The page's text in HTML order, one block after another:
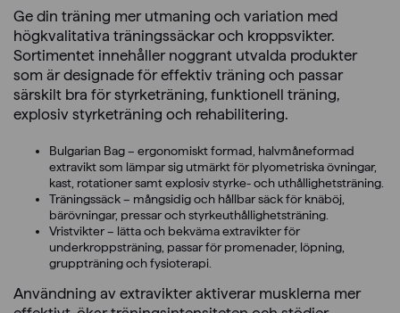
Ge din träning mer utmaning och variation med
högkvalitativa träningssäckar och kroppsvikter.
Sortimentet innehåller noggrant utvalda produkter
som är designade för effektiv träning och passar
särskilt bra för styrketräning, funktionell träning,
explosiv styrketräning och rehabilitering.
Bulgarian Bag – ergonomiskt formad, halvmåneformad
extravikt som lämpar sig utmärkt för plyometriska övningar,
kast, rotationer samt explosiv styrke- och uthållighetsträning.
Träningssäck – mångsidig och hållbar säck för knäböj,
bärövningar, pressar och styrkeuthållighetsträning.
Vristvikter – lätta och bekväma extravikter för
underkroppsträning, passar för promenader, löpning,
gruppträning och fysioterapi.
Användning av extravikter aktiverar musklerna mer